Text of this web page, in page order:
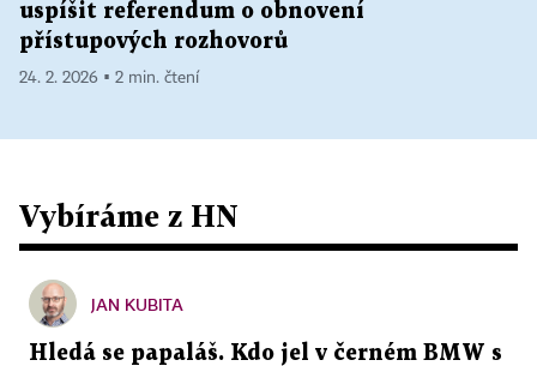
uspíšit referendum o obnovení
přístupových rozhovorů
24. 2. 2026 ▪ 2 min. čtení
Vybíráme z HN
JAN KUBITA
Hledá se papaláš. Kdo jel v černém BMW s